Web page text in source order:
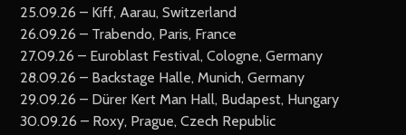
25.09.26 – Kiff, Aarau, Switzerland
26.09.26 – Trabendo, Paris, France
27.09.26 – Euroblast Festival, Cologne, Germany
28.09.26 – Backstage Halle, Munich, Germany
29.09.26 – Dürer Kert Man Hall, Budapest, Hungary
30.09.26 – Roxy, Prague, Czech Republic